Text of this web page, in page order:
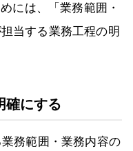
には、「業務範囲・
当する業務工程の明
確にする
務範囲・業務内容の